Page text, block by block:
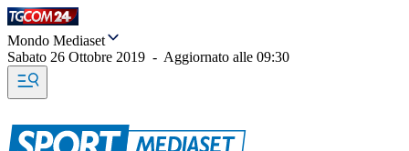
Mondo Mediaset
Sabato 26 Ottobre 2019 - Aggiornato alle 09:30